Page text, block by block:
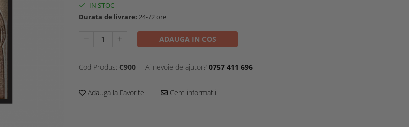
IN STOC
Durata de livrare: 24-72 ore
ADAUGA IN COS
Cod Produs: C900 Ai nevoie de ajutor? 0757 411 696
Adauga la Favorite Cere informatii